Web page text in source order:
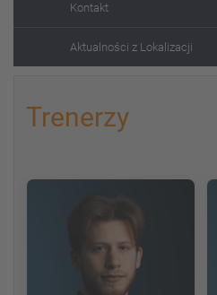
Kontakt
Aktualności z Lokalizacji
Trenerzy